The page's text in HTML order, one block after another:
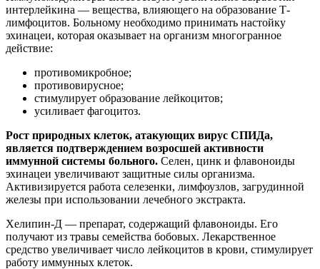
интерлейкина — вещества, влияющего на образование Т-
лимфоцитов. Больному необходимо принимать настойку
эхинацеи, которая оказывает на организм многогранное
действие:
противомикробное;
противовирусное;
стимулирует образование лейкоцитов;
усиливает фагоцитоз.
Рост природных клеток, атакующих вирус СПИДа,
является подтверждением возросшей активности
иммунной системы больного. Селен, цинк и флавоноиды
эхинацеи увеличивают защитные силы организма.
Активизируется работа селезенки, лимфоузлов, загрудинной
железы при использовании лечебного экстракта.
Хелипин-Д — препарат, содержащий флавоноиды. Его
получают из травы семейства бобовых. Лекарственное
средство увеличивает число лейкоцитов в крови, стимулирует
работу иммунных клеток.